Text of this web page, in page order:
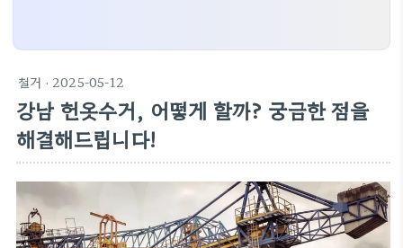
철거 · 2025-05-12
강남 헌옷수거, 어떻게 할까? 궁금한 점을
해결해드립니다!